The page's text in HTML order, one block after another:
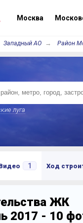
Москва
Западный АО Район
луга
1 Ход
ЖК
2017 - 10